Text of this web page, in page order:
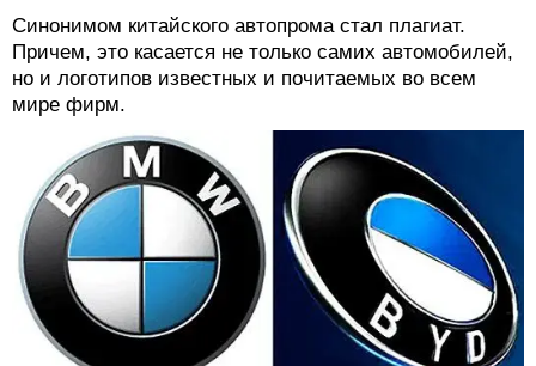
BMW 7-series
Синонимом китайского автопрома стал плагиат.
Причем, это касается не только самих автомобилей,